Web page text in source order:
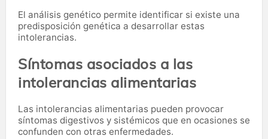
El análisis genético permite identificar si existe una
predisposición genética a desarrollar estas
intolerancias.
Síntomas asociados a las
intolerancias alimentarias
Las intolerancias alimentarias pueden provocar
síntomas digestivos y sistémicos que en ocasiones se
confunden con otras enfermedades.